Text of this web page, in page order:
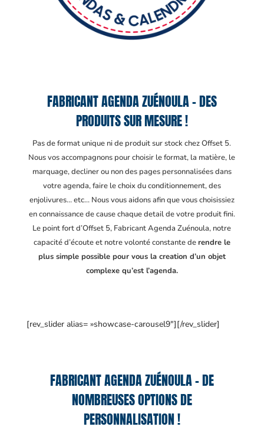
FABRICANT AGENDA ZUÉNOULA – DES
PRODUITS SUR MESURE !
Pas de format unique ni de produit sur stock chez Offset 5.
Nous vos accompagnons pour choisir le format, la matière, le
marquage, decliner ou non des pages personnalisées dans
votre agenda, faire le choix du conditionnement, des
enjolivures… etc… Nous vous aidons afin que vous choisissiez
en connaissance de cause chaque detail de votre produit fini.
Le point fort d’Offset 5, Fabricant Agenda Zuénoula, notre
capacité d’écoute et notre volonté constante derendre le
plus simple possible pour vous la creation d’un objet
complexe qu’est l’agenda.
[rev_slider alias= »showcase-carousel9″][/rev_slider]
FABRICANT AGENDA ZUÉNOULA – DE
NOMBREUSES OPTIONS DE
PERSONNALISATION !